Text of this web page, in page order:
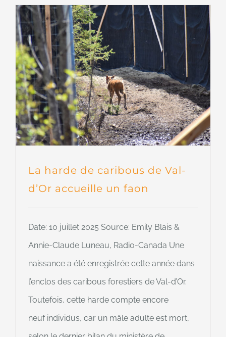
La harde de caribous de Val-
d’Or accueille un faon
Date: 10 juillet 2025 Source: Emily Blais &
Annie-Claude Luneau, Radio-Canada Une
naissance a été enregistrée cette année dans
l’enclos des caribous forestiers de Val-d’Or.
Toutefois, cette harde compte encore
neuf individus, car un mâle adulte est mort,